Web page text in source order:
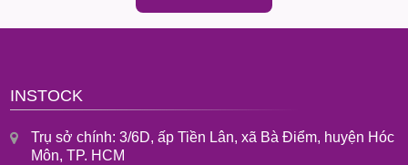
INSTOCK
Trụ sở chính: 3/6D, ấp Tiền Lân, xã Bà Điểm, huyện Hóc
Môn, TP. HCM